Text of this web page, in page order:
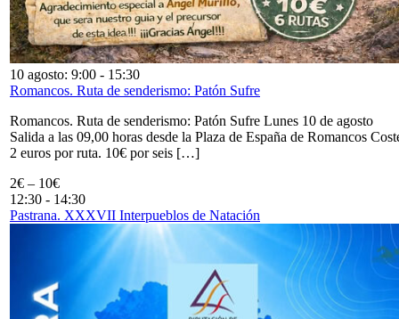
10 agosto: 9:00 - 15:30
Romancos. Ruta de senderismo: Patón Sufre
Romancos. Ruta de senderismo: Patón Sufre Lunes 10 de agosto
Salida a las 09,00 horas desde la Plaza de España de Romancos
2 euros por ruta. 10€ por seis […]
2€ – 10€
12:30 - 14:30
Pastrana. XXXVII Interpueblos de Natación